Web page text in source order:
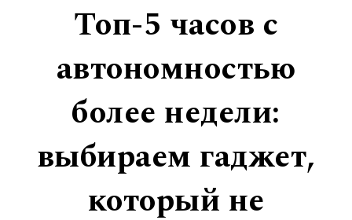
Топ-5 часов с
автономностью
более недели:
выбираем гаджет,
который не